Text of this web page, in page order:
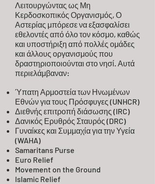
Λειτουργώντας ως Μη
Κερδοσκοπικός Οργανισμός, Ο
Αστερίας μπόρεσε να εξασφαλίσει
εθελοντές από όλο τον κόσμο, καθώς
και υποστήριξη από πολλές ομάδες
και άλλους οργανισμούς που
δραστηριοποιούνται στο νησί. Αυτά
περιελάμβαναν:
Ύπατη Αρμοστεία των Ηνωμένων
Εθνών για τους Πρόσφυγες (UNHCR)
Διεθνής επιτροπή διάσωσης (IRC)
Δανικός Ερυθρός Σταυρός (DRC)
Γυναίκες και Συμμαχία για την Υγεία
(WAHA)
Samaritans Purse
Euro Relief
Movement on the Ground
Islamic Relief